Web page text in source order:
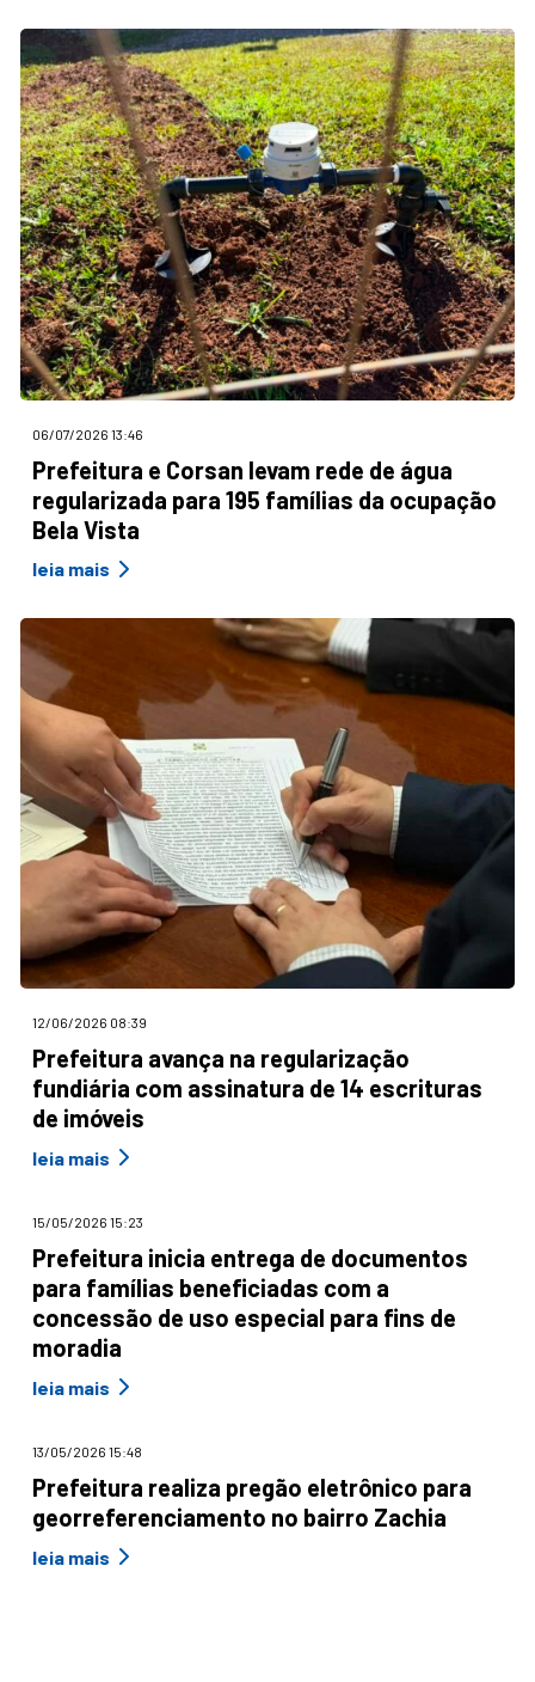
06/07/2026 13:46
Prefeitura e Corsan levam rede de água
regularizada para 195 famílias da ocupação
Bela Vista
leia mais
12/06/2026 08:39
Prefeitura avança na regularização
fundiária com assinatura de 14 escrituras
de imóveis
leia mais
15/05/2026 15:23
Prefeitura inicia entrega de documentos
para famílias beneficiadas com a
concessão de uso especial para fins de
moradia
leia mais
13/05/2026 15:48
Prefeitura realiza pregão eletrônico para
georreferenciamento no bairro Zachia
leia mais